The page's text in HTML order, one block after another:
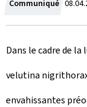
Communiqué C
r
é
e
Dans le cadre de
velutina
envahissantes